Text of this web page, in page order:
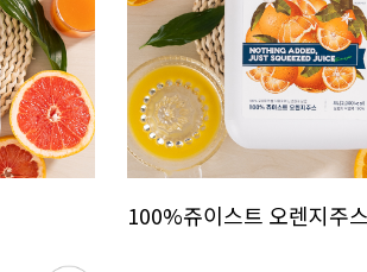
100%쥬이스트 오렌지주